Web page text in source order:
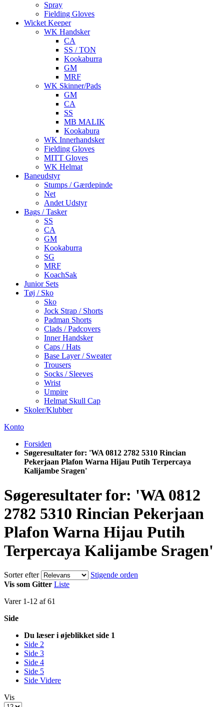
Spray
Fielding Gloves
Wicket Keeper
WK Handsker
CA
SS / TON
Kookaburra
GM
MRF
WK Skinner/Pads
GM
CA
SS
MB MALIK
Kookabura
WK Innerhandsker
Fielding Gloves
MITT Gloves
WK Helmat
Baneudstyr
Stumps / Gærdepinde
Net
Andet Udstyr
Bags / Tasker
SS
CA
GM
Kookaburra
SG
MRF
KoachSak
Junior Sets
Tøj / Sko
Sko
Jock Strap / Shorts
Padman Shorts
Clads / Padcovers
Inner Handsker
Caps / Hats
Base Layer / Sweater
Trousers
Socks / Sleeves
Wrist
Umpire
Helmat Skull Cap
Skoler/Klubber
Konto
Forsiden
Søgeresultater for: 'WA 0812 2782 5310 Rincian
Pekerjaan Plafon Warna Hijau Putih Terpercaya
Kalijambe Sragen'
Søgeresultater for: 'WA 0812
2782 5310 Rincian Pekerjaan
Plafon Warna Hijau Putih
Terpercaya Kalijambe Sragen'
Sorter efter
Stigende orden
Vis som Gitter Liste
Varer 1-12 af61
Side
Du læser i øjeblikket side 1
Side 2
Side 3
Side 4
Side 5
Side Videre
Vis